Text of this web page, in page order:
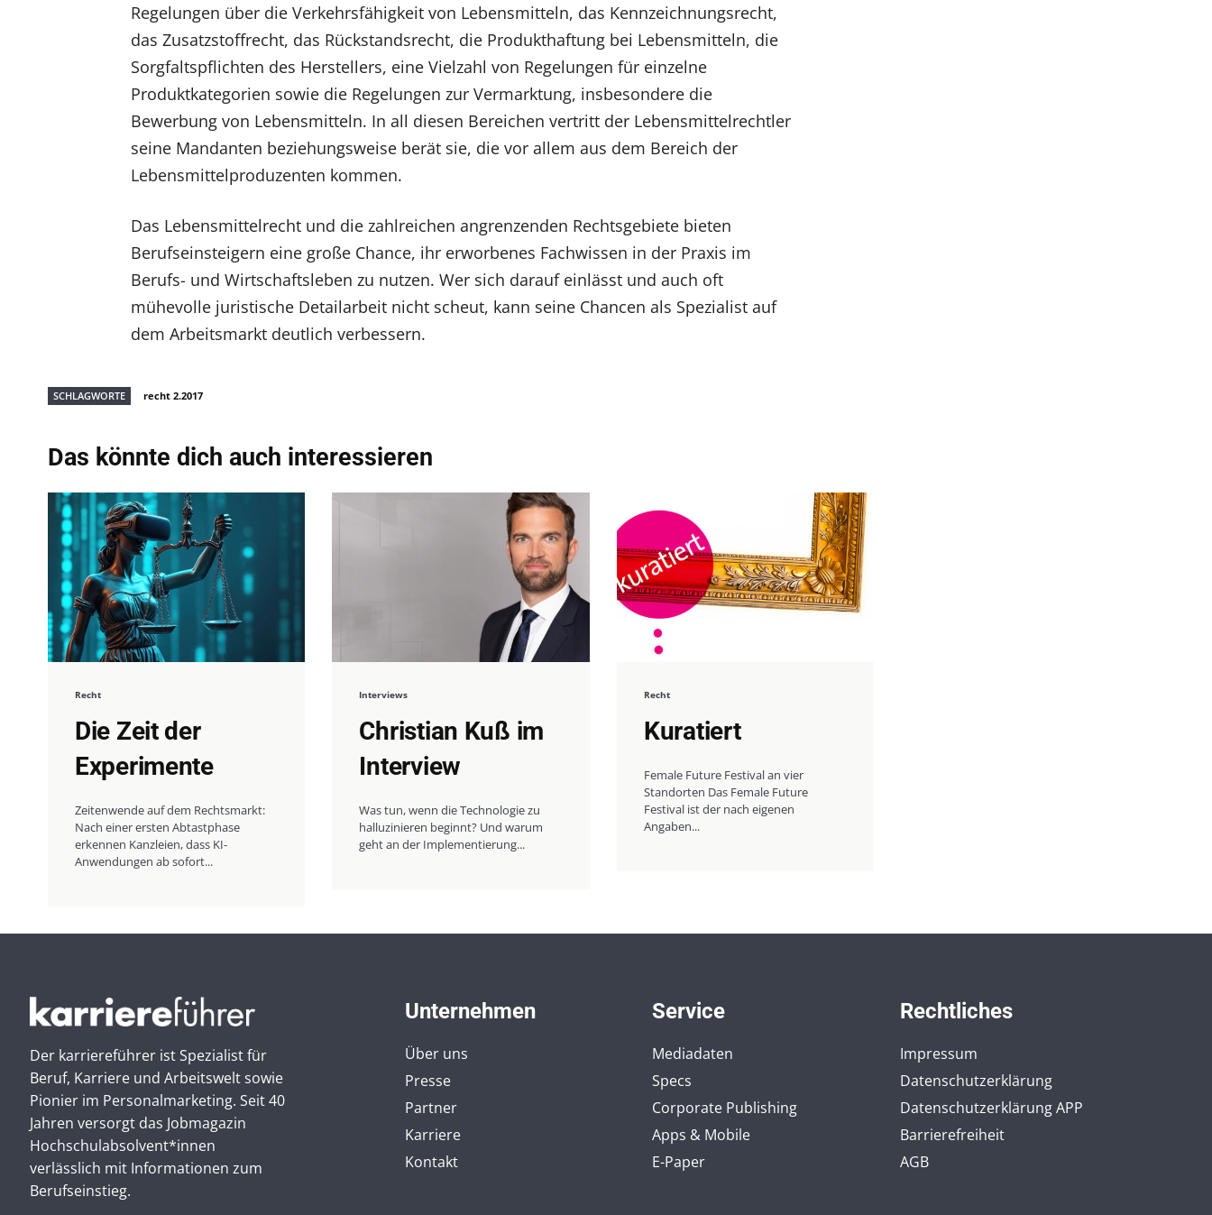
Regelungen über die Verkehrsfähigkeit von Lebensmitteln, das Kennzeichnungsrecht,
das Zusatzstoffrecht, das Rückstandsrecht, die Produkthaftung bei Lebensmitteln, die
Sorgfaltspflichten des Herstellers, eine Vielzahl von Regelungen für einzelne
Produktkategorien sowie die Regelungen zur Vermarktung, insbesondere die
Bewerbung von Lebensmitteln. In all diesen Bereichen vertritt der Lebensmittelrechtler
seine Mandanten beziehungsweise berät sie, die vor allem aus dem Bereich der
Lebensmittelproduzenten kommen.
Das Lebensmittelrecht und die zahlreichen angrenzenden Rechtsgebiete bieten
Berufseinsteigern eine große Chance, ihr erworbenes Fachwissen in der Praxis im
Berufs- und Wirtschaftsleben zu nutzen. Wer sich darauf einlässt und auch oft
mühevolle juristische Detailarbeit nicht scheut, kann seine Chancen als Spezialist auf
dem Arbeitsmarkt deutlich verbessern.
SCHLAGWORTE recht 2.2017
Das könnte dich auch interessieren
Recht
Die Zeit der
Experimente
Zeitenwende auf dem Rechtsmarkt:
Nach einer ersten Abtastphase
erkennen Kanzleien, dass KI-
Anwendungen ab sofort...
Interviews
Christian Kuß im
Interview
Was tun, wenn die Technologie zu
halluzinieren beginnt? Und warum
geht an der Implementierung...
Recht
Kuratiert
Female Future Festival an vier
Standorten Das Female Future
Festival ist der nach eigenen
Angaben...
Der karriereführer ist Spezialist für
Beruf, Karriere und Arbeitswelt sowie
Pionier im Personal­marketing. Seit 40
Jahren versorgt das Jobmagazin
Hochschul­absolvent*innen
verlässlich mit Informationen zum
Berufseinstieg.
Unternehmen
Über uns
Presse
Partner
Karriere
Kontakt
Service
Mediadaten
Specs
Corporate Publishing
Apps & Mobile
E-Paper
Rechtliches
Impressum
Datenschutzerklärung
Datenschutzerklärung APP
Barrierefreiheit
AGB